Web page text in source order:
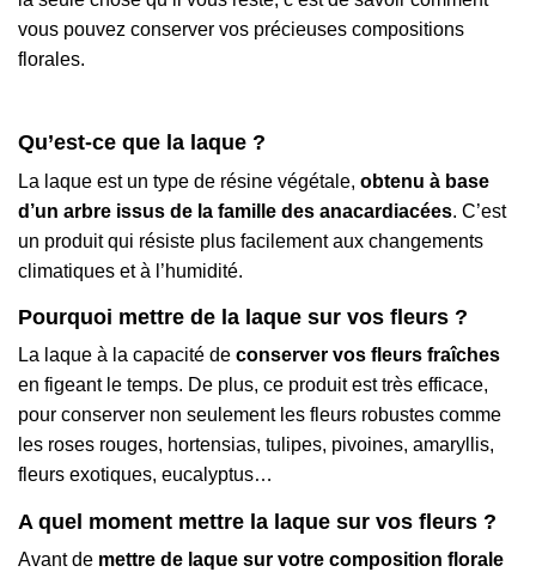
vous pouvez conserver vos précieuses compositions
florales.
Qu’est-ce que la laque ?
La laque est un type de résine végétale, obtenu à base
d’un arbre issus de la famille des anacardiacées. C’est
un produit qui résiste plus facilement aux changements
climatiques et à l’humidité.
Pourquoi mettre de la laque sur vos fleurs ?
La laque à la capacité de conserver vos fleurs fraîches
en figeant le temps. De plus, ce produit est très efficace,
pour conserver non seulement les fleurs robustes comme
les roses rouges, hortensias, tulipes, pivoines, amaryllis,
fleurs exotiques, eucalyptus…
A quel moment mettre la laque sur vos fleurs ?
Avant de mettre de laque sur votre composition florale